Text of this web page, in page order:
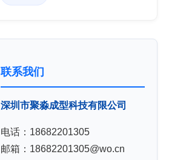
联系我们
深圳市聚淼成型科技有限公司
电话：18682201305
邮箱：18682201305@wo.cn